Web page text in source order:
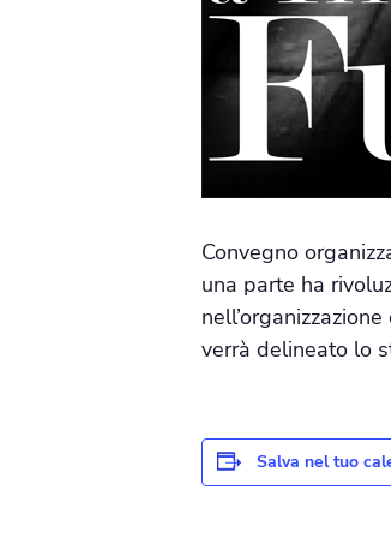
Convegno
una parte ha
verrà delineato lo
Salva nel tuo